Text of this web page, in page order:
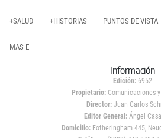
+SALUD +HISTORIAS PUNTOS DE VISTA
MAS E
Información
Edición: 6952
Propietario:Comunicaciones y
Director: Juan Carlos
Editor General:Ángel
Domicilio:Fotheringham 445,